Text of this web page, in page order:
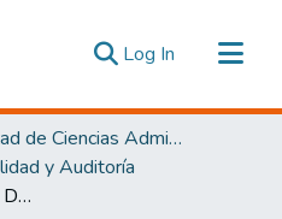
Log In (current)
Facultad de Ciencias Administrativas y Económicas
y Auditoría
DISEÑO Y APLICACIÓN DE UN SISTEMA CONTABLE PARA LA PAPELERÍA Y CYBER GEOSHIR UBICADO EN LA CIUDAD DE TENA PROVINCIA DE NAPO.